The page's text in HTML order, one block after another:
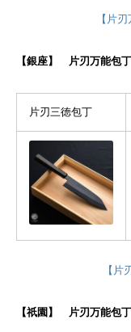
【片
【銀座】 片刃万能包丁
片刃三徳包丁
【片
【祇園】 片刃万能包丁